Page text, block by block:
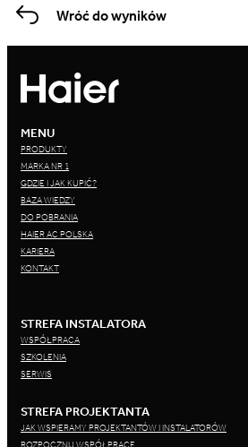
Wróć do wyników
MENU
PRODUKTY
MARKA NR 1
GDZIE I JAK KUPIĆ?
BAZA WIEDZY
DO POBRANIA
HAIER AC POLSKA
KARIERA
KONTAKT
STREFA INSTALATORA
WSPÓŁPRACA
SZKOLENIA
SERWIS
STREFA PROJEKTANTA
JAK WSPIERAMY PROJEKTANTÓW I INSTALATORÓW